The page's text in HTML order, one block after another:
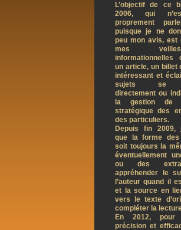
L’objectif de ce
2006, qui
proprement
puisque je ne
peu mon avis, est
mes
informationnelles
un article, un billet
intéressant et
sujets se
directement ou
la gestion de
stratégique des
des particuliers.
Depuis fin 2009,
que la forme des
soit toujours la
éventuellement
ou des
appréhender le
l’auteur quand il
et la source en
vers le texte
compléter la
En 2012, pour
précision et